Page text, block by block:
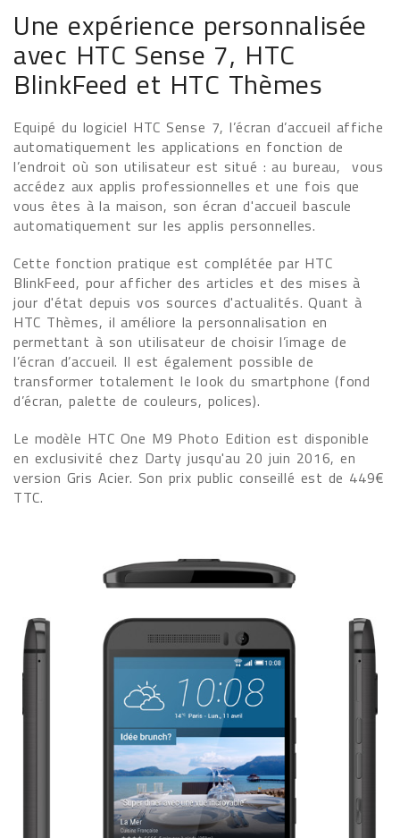
Une expérience personnalisée
avec HTC Sense 7, HTC
BlinkFeed et HTC Thèmes
Equipé du logiciel HTC Sense 7, l’écran d’accueil affiche
automatiquement les applications en fonction de
l’endroit où son utilisateur est situé : au bureau, vous
accédez aux applis professionnelles et une fois que
vous êtes à la maison, son écran d'accueil bascule
automatiquement sur les applis personnelles.
Cette fonction pratique est complétée par HTC
BlinkFeed, pour afficher des articles et des mises à
jour d'état depuis vos sources d'actualités. Quant à
HTC Thèmes, il améliore la personnalisation en
permettant à son utilisateur de choisir l’image de
l’écran d’accueil. Il est également possible de
transformer totalement le look du smartphone (fond
d’écran, palette de couleurs, polices).
Le modèle HTC One M9 Photo Edition est disponible
en exclusivité chez Darty jusqu'au 20 juin 2016, en
version Gris Acier. Son prix public conseillé est de 449€
TTC.